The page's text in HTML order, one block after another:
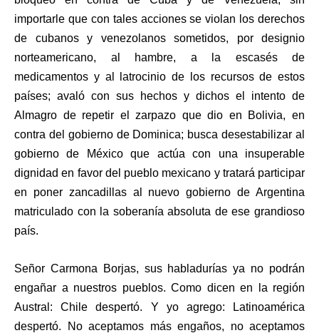
importarle que con tales acciones se violan los derechos
de cubanos y venezolanos sometidos, por designio
norteamericano, al hambre, a la escasés de
medicamentos y al latrocinio de los recursos de estos
países; avaló con sus hechos y dichos el intento de
Almagro de repetir el zarpazo que dio en Bolivia, en
contra del gobierno de Dominica; busca desestabilizar al
gobierno de México que actúa con una insuperable
dignidad en favor del pueblo mexicano y tratará participar
en poner zancadillas al nuevo gobierno de Argentina
matriculado con la soberanía absoluta de ese grandioso
país.
Señor Carmona Borjas, sus habladurías ya no podrán
engañar a nuestros pueblos. Como dicen en la región
Austral: Chile despertó. Y yo agrego: Latinoamérica
despertó. No aceptamos más engaños, no aceptamos